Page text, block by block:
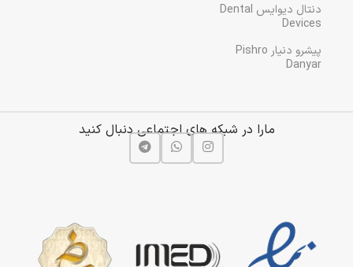
دنتال دیوایس Dental
Devices
پیشرو دنیار Pishro
Danyar
مارا در شبکه های اجتماعی دنبال کنید